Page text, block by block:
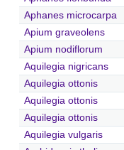
Aphanes microcarpa
Apium graveolens
Apium nodiflorum
Aquilegia nigricans
Aquilegia ottonis
Aquilegia ottonis
Aquilegia ottonis
Aquilegia vulgaris